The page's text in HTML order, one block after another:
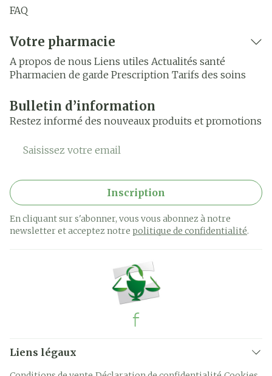
FAQ
Votre pharmacie
A propos de nous Liens utiles Actualités santé
Pharmacien de garde Prescription Tarifs des soins
Bulletin d’information
Restez informé des nouveaux produits et promotions
Adresse mail
Inscription
En cliquant sur s'abonner, vous vous abonnez à notre
newsletter et acceptez notre politique de confidentialité.
Liens légaux